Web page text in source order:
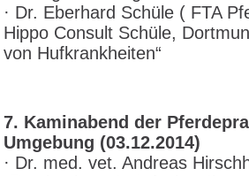
· Dr. Eberhard Schüle ( FTA
Hippo Consult Schüle,
von Hufkrankheiten“
7. Kaminabend der
Umgebung (03.12.2014)
· Dr. med. vet. Andreas